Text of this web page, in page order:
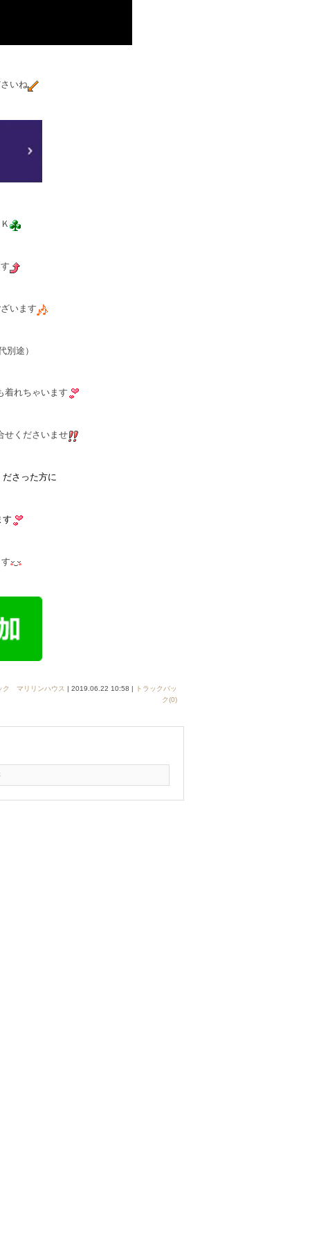
いね
います
別途）
着れちゃいます
せくださいませ
さった方に
す
ク マリリンハウス | 2019.06.22 10:58 |
トラックバッ
ク(0)